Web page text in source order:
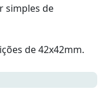
simples de
de 42x42mm.